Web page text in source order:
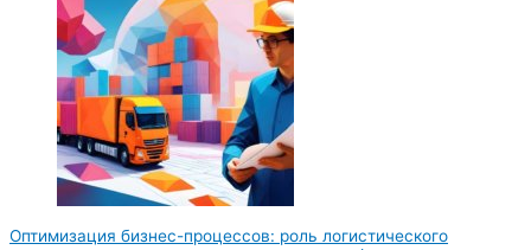
Оптимизация бизнес-процессов: роль логистического